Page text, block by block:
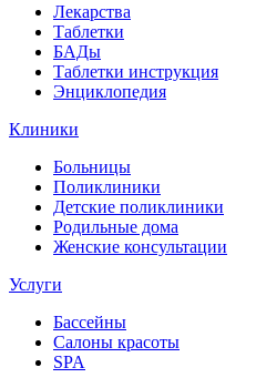
Лекарства
Таблетки
БАДы
Таблетки инструкция
Энциклопедия
Клиники
Больницы
Поликлиники
Детские поликлиники
Родильные дома
Женские консультации
Услуги
Бассейны
Салоны красоты
SPA